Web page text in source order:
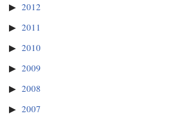
2012
2011
2010
2009
2008
2007